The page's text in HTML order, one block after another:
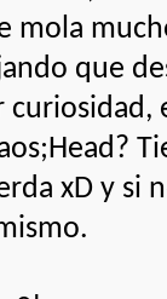
mola
que
curiosidad,
xD y si